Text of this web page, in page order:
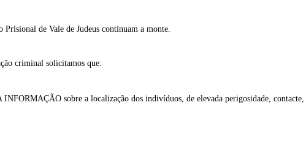
de Vale de Judeus continuam a monte.
criminal solicitamos que:
sobre a localização dos indivíduos, de elevada perigosidade, contacte,